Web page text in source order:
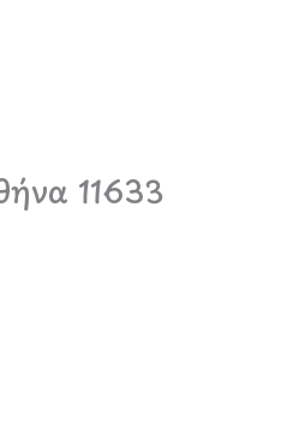
11633